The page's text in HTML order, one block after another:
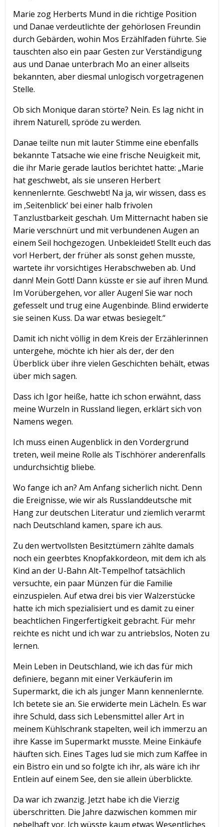
Marie zog Herberts Mund in die richtige Position
und Danae verdeutlichte der gehörlosen Freundin
durch Gebärden, wohin Mos Erzählfaden führte. Sie
tauschten also ein paar Gesten zur Verständigung
aus und Danae unterbrach Mo an einer allseits
bekannten, aber diesmal unlogisch vorgetragenen
Stelle.
Ob sich Monique daran störte? Nein. Es lag nicht in
ihrem Naturell, spröde zu werden.
Danae teilte nun mit lauter Stimme eine ebenfalls
bekannte Tatsache wie eine frische Neuigkeit mit,
die ihr Marie gerade lautlos berichtet hatte: „Marie
hat geschwebt, als sie unseren Herbert
kennenlernte. Geschwebt! Na ja, wir wissen, dass es
im ‚Seitenblick‘ bei einer halb frivolen
Tanzlustbarkeit geschah. Um Mitternacht haben sie
Marie verschnürt und mit verbundenen Augen an
einem Seil hochgezogen. Unbekleidet! Stellt euch das
vor! Herbert, der früher als sonst gehen musste,
wartete ihr vorsichtiges Herabschweben ab. Und
dann! Mein Gott! Dann küsste er sie auf ihren Mund.
Im Vorübergehen, vor aller Augen! Sie war noch
gefesselt und trug eine Augenbinde. Blind erwiderte
sie seinen Kuss. Da war etwas besiegelt.“
Damit ich nicht völlig in dem Kreis der Erzählerinnen
untergehe, möchte ich hier als der, der den
Überblick über ihre vielen Geschichten behält, etwas
über mich sagen.
Dass ich Igor heiße, hatte ich schon erwähnt, dass
meine Wurzeln in Russland liegen, erklärt sich von
Namens wegen.
Ich muss einen Augenblick in den Vordergrund
treten, weil meine Rolle als Tischhörer anderenfalls
undurchsichtig bliebe.
Wo fange ich an? Am Anfang sicherlich nicht. Denn
die Ereignisse, wie wir als Russlanddeutsche mit
Hang zur deutschen Literatur und ziemlich verarmt
nach Deutschland kamen, spare ich aus.
Zu den wertvollsten Besitztümern zählte damals
noch ein geerbtes Knopfakkordeon, mit dem ich als
Kind an der U-Bahn Alt-Tempelhof tatsächlich
versuchte, ein paar Münzen für die Familie
einzuspielen. Auf etwa drei bis vier Walzerstücke
hatte ich mich spezialisiert und es damit zu einer
beachtlichen Fingerfertigkeit gebracht. Für mehr
reichte es nicht und ich war zu antriebslos, Noten zu
lernen.
Mein Leben in Deutschland, wie ich das für mich
definiere, begann mit einer Verkäuferin im
Supermarkt, die ich als junger Mann kennenlernte.
Ich betete sie an. Sie erwiderte mein Lächeln. Es war
ihre Schuld, dass sich Lebensmittel aller Art in
meinem Kühlschrank stapelten, weil ich immerzu an
ihre Kasse im Supermarkt musste. Meine Einkäufe
häuften sich. Eines Tages lud sie mich zum Kaffee in
ein Bistro ein und so folgte ich ihr, als wäre ich ihr
Entlein auf einem See, den sie allein überblickte.
Da war ich zwanzig. Jetzt habe ich die Vierzig
überschritten. Die Jahre dazwischen kommen mir
nebelhaft vor. Ich wüsste kaum etwas Wesentliches